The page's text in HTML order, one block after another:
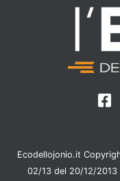
Ecodellojonio.it
02/13 del 20/12/2013